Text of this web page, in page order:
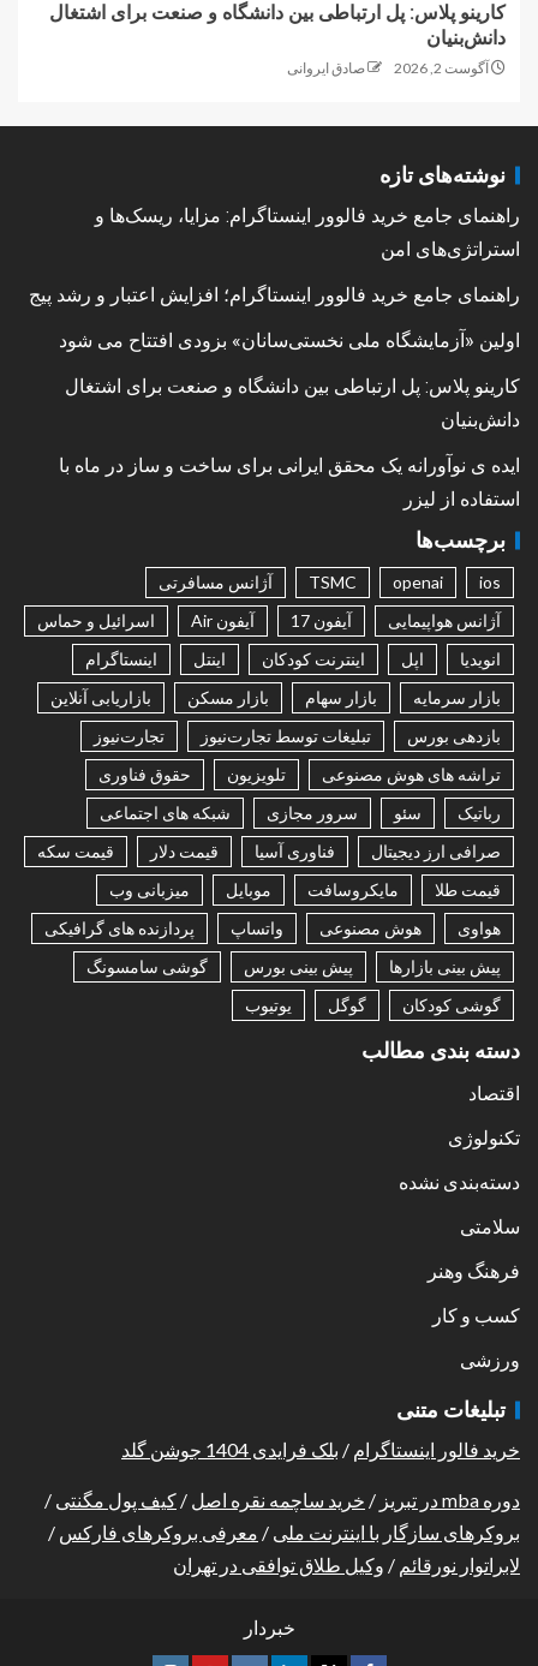
کارینو پلاس: پل ارتباطی بین دانشگاه و صنعت برای اشتغال
دانش‌بنیان
آگوست 2, 2026 صادق ایروانی
نوشته‌های تازه
راهنمای جامع خرید فالوور اینستاگرام: مزایا، ریسک‌ها و
استراتژی‌های امن
راهنمای جامع خرید فالوور اینستاگرام؛ افزایش اعتبار و رشد پیج
اولین «آزمایشگاه ملی نخستی‌سانان» بزودی افتتاح می شود
کارینو پلاس: پل ارتباطی بین دانشگاه و صنعت برای اشتغال
دانش‌بنیان
ایده ی نوآورانه یک محقق ایرانی برای ساخت و ساز در ماه با
استفاده از لیزر
برچسب‌ها
ios
openai
TSMC
آژانس مسافرتی
آژانس هواپیمایی
آیفون 17 آیفون Air
اسرائیل و حماس
انویدیا
اپل اینترنت کودکان اینتل
اینستاگرام
بازار سرمایه
بازار سهام بازار مسکن
بازاریابی آنلاین
بازدهی بورس
تبلیغات توسط تجارت‌نیوز
تجارت‌نیوز
تراشه های هوش مصنوعی
تلویزیون
حقوق فناوری
رباتیک
سئو سرور مجازی
شبکه های اجتماعی
صرافی ارز دیجیتال
فناوری آسیا قیمت دلار
قیمت سکه
قیمت طلا
مایکروسافت موبایل
میزبانی وب
هواوی
هوش مصنوعی واتساپ
پردازنده های گرافیکی
پیش بینی بازارها
پیش بینی بورس
گوشی سامسونگ
گوشی کودکان
گوگل یوتیوب
دسته بندی مطالب
اقتصاد
تکنولوژی
دسته‌بندی نشده
سلامتی
فرهنگ وهنر
کسب و کار
ورزشی
تبلیغات متنی
خرید فالور اینستاگرام / بلک فرایدی 1404 جوشن گلد
دوره mba در تبریز / خرید ساچمه نقره اصل / کیف پول مگنتی /
بروکرهای سازگار با اینترنت ملی / معرفی بروکرهای فارکس /
لابراتوار نورقائم / وکیل طلاق توافقی در تهران
خبردار